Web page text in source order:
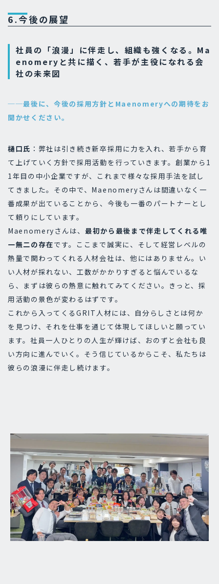
6.今後の展望
社員の「浪漫」に伴走し、組織も強くなる。Ma
enomeryと共に描く、若手が主役になれる会
社の未来図
──最後に、今後の採用方針とMaenomeryへの期待をお
聞かせください。
樋口氏 ：弊社は引き続き新卒採用に力を入れ、若手から育
て上げていく方針で採用活動を行っていきます。創業から1
1年目の中小企業ですが、これまで様々な採用手法を試し
てきました。その中で、Maenomeryさんは間違いなく一
番成果が出ていることから、今後も一番のパートナーとし
て頼りにしています。
Maenomeryさんは、 最初から最後まで伴走してくれる 唯
一無二の存在です。ここまで誠実に、そして経営レベルの
熱量で関わってくれる人材会社は、他にはありません。い
い人材が採れない、工数がかかりすぎると悩んでいるな
ら、まずは彼らの熱意に触れてみてください。きっと、採
用活動の景色が変わるはずです。
これから入ってくるGRIT人材には、自分らしさとは何か
を見つけ、それを仕事を通じて体現してほしいと願ってい
ます。社員一人ひとりの人生が輝けば、おのずと会社も良
い方向に進んでいく。そう信じているからこそ、私たちは
彼らの浪漫に伴走し続けます。